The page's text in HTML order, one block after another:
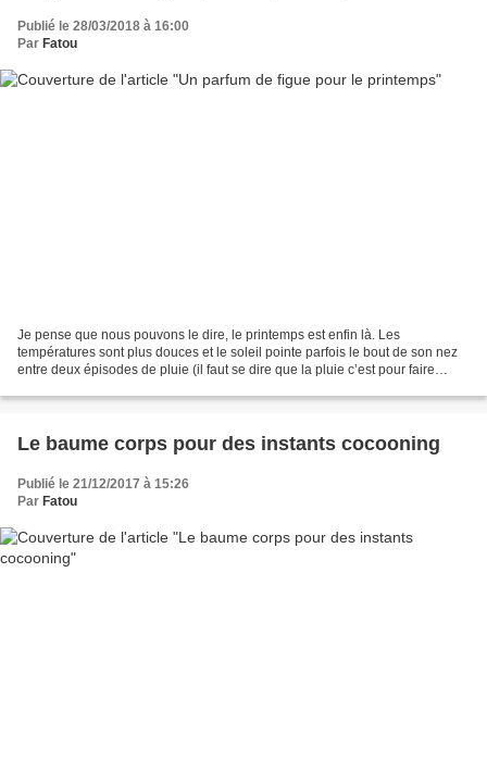
Publié le 28/03/2018 à 16:00
Par Fatou
Je pense que nous pouvons le dire, le printemps est enfin là. Les
températures sont plus douces et le soleil pointe parfois le bout de son nez
entre deux épisodes de pluie (il faut se dire que la pluie c’est pour faire
Le baume corps pour des instants cocooning
Publié le 21/12/2017 à 15:26
Par Fatou